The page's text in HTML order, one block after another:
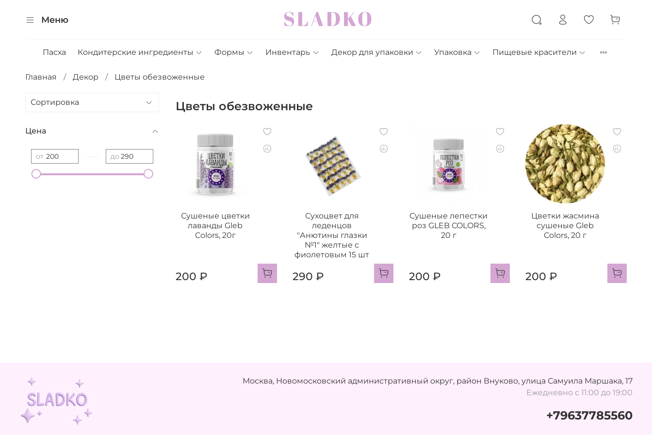
Меню
Пасха Кондитерские ингредиенты Формы Инвентарь Декор для упаковки Упаковка Пищевые красители
Главная Декор Цветы обезвоженные
Цветы обезвоженные
Сушеные цветки
лаванды Gleb
Colors, 20г
200 ₽
Сухоцвет для
леденцов
"Анютины глазки
№1" желтые с
фиолетовым 15 шт
290 ₽
Сушеные лепестки
роз GLEB COLORS,
20 г
200 ₽
Цветки жасмина
сушеные Gleb
Colors, 20 г
200 ₽
Цена
от до
Москва, Новомосковский административный округ, район Внуково, улица Самуила Маршака, 17
Ежедневно с 11:00 до 19:00
+79637785560